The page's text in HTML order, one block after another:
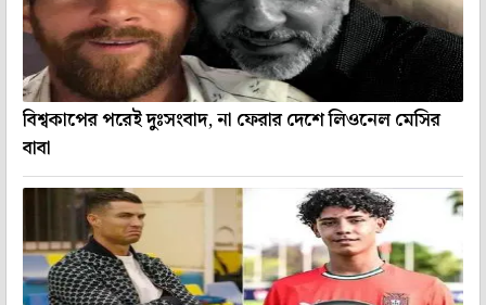
বিশ্বকাপের পরেই দুঃসংবাদ, না ফেরার দেশে লিওনেল মেসির
বাবা